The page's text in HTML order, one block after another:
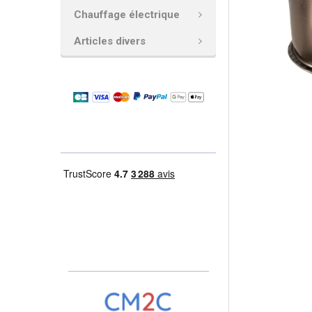
Chauffage électrique
Articles divers
AJOUTER
SÉLECTION
AU PANIER